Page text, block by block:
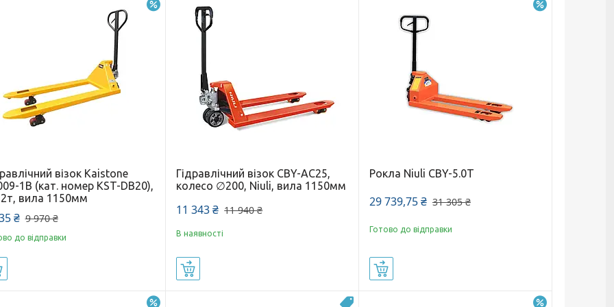
візок Kaistone
1B (кат. номер KST-DB20),
2т, вила 1150мм
₴ 9 970 ₴
до відправки
Гідравлічний візок CBY-AC25,
колесо ∅200, Niuli, вила 1150мм
11 343 ₴ 11 940 ₴
В наявності
Рокла Niuli CBY-5.0T
29 739,75 ₴ 31 305 ₴
Готово до відправки